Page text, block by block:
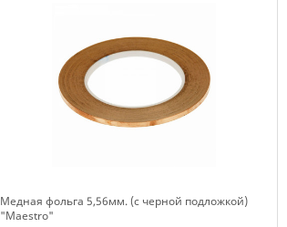
Медная фольга 5,56мм. (с черной подложкой)
"Maestro"